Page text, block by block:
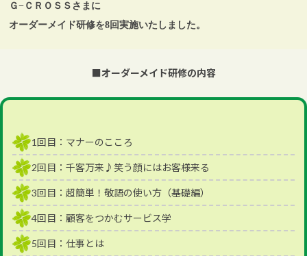
Ｇ−ＣＲＯＳＳさまに
オーダーメイド研修を8回実施いたしました。
■オーダーメイド研修の内容
1回目：マナーのこころ
2回目：千客万来♪笑う顔にはお客様来る
3回目：超簡単！敬語の使い方（基礎編）
4回目：顧客をつかむサービス学
5回目：仕事とは